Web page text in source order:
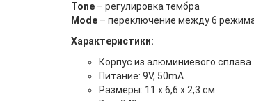
Tone – регулировка тембра
Mode – переключение между 6
Характеристики:
Корпус из алюминиевого сплава
Питание: 9V, 50mA
Размеры: 11 x 6,6 x 2,3 см